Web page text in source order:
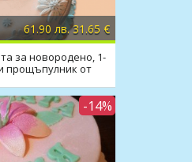
61.90 лв. 31.65 €
за новородено, 1-
прощъпулник от
-14%